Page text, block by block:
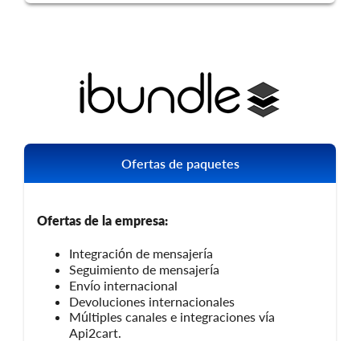
Ofertas de paquetes
Ofertas de la empresa:
Integración de mensajería
Seguimiento de mensajería
Envío internacional
Devoluciones internacionales
Múltiples canales e integraciones vía
Api2cart.